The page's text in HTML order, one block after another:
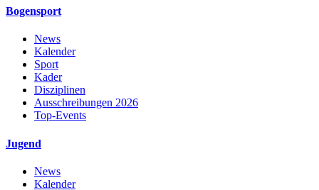
Bogensport
News
Kalender
Sport
Kader
Disziplinen
Ausschreibungen 2026
Top-Events
Jugend
News
Kalender